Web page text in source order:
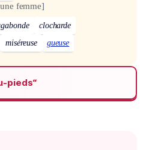
femme]
clocharde
miséreuse gueuse
pieds“